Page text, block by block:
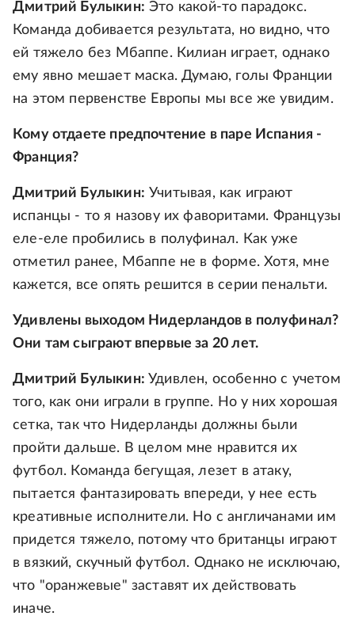
Дмитрий Булыкин: Это какой-то парадокс.
Команда добивается результата, но видно, что
ей тяжело без Мбаппе. Килиан играет, однако
ему явно мешает маска. Думаю, голы Франции
на этом первенстве Европы мы все же увидим.
Кому отдаете предпочтение в паре Испания -
Франция?
Дмитрий Булыкин: Учитывая, как играют
испанцы - то я назову их фаворитами. Французы
еле-еле пробились в полуфинал. Как уже
отметил ранее, Мбаппе не в форме. Хотя, мне
кажется, все опять решится в серии пенальти.
Удивлены выходом Нидерландов в полуфинал?
Они там сыграют впервые за 20 лет.
Дмитрий Булыкин: Удивлен, особенно с учетом
того, как они играли в группе. Но у них хорошая
сетка, так что Нидерланды должны были
пройти дальше. В целом мне нравится их
футбол. Команда бегущая, лезет в атаку,
пытается фантазировать впереди, у нее есть
креативные исполнители. Но с англичанами им
придется тяжело, потому что британцы играют
в вязкий, скучный футбол. Однако не исключаю,
что "оранжевые" заставят их действовать
иначе.